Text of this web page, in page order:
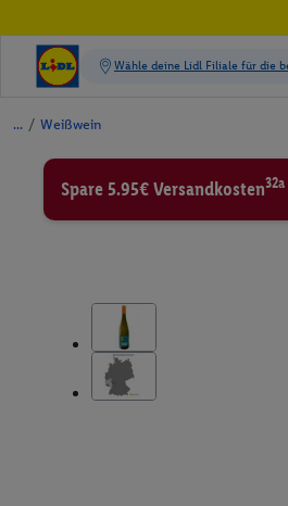
/ Weißwein
Spare 5.95€ Versandkosten32a